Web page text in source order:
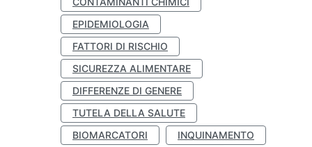
EPIDEMIOLOGIA
FATTORI DI RISCHIO
SICUREZZA ALIMENTARE
DIFFERENZE DI GENERE
TUTELA DELLA SALUTE
BIOMARCATORI
INQUINAMENTO